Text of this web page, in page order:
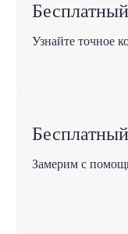
Узнайте точное
Замерим с